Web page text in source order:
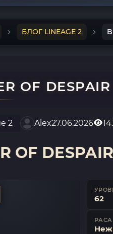
БЛОГ LINEAGE 2
OF
2 Alex27.06.2026
OF DESPAIR
62
РАСА